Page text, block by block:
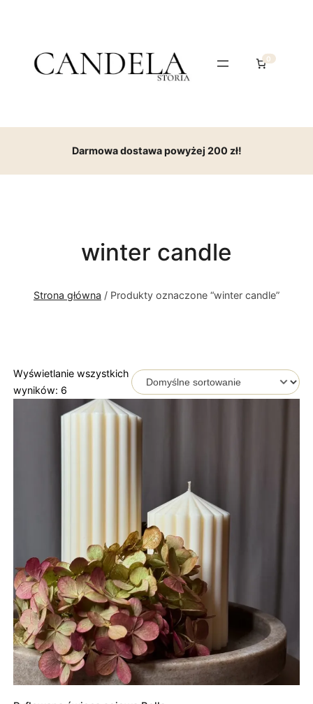
0
Darmowa dostawa powyżej 200 zł!
winter candle
Strona główna / Produkty oznaczone “winter candle”
Wyświetlanie wszystkich
wyników: 6